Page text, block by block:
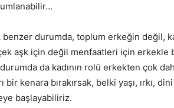
durumda, toplum erkeğin değil,
aşk için değil menfaatleri için erkekle
da kadının rolü erkekten çok
bir kenara bırakırsak, belki yaşı, ırkı,
başlayabiliriz.